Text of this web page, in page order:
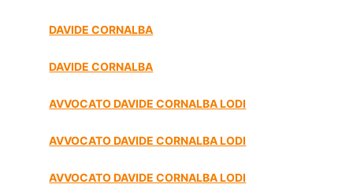
DAVIDE CORNALBA
DAVIDE CORNALBA
AVVOCATO DAVIDE CORNALBA LODI
AVVOCATO DAVIDE CORNALBA LODI
AVVOCATO DAVIDE CORNALBA LODI